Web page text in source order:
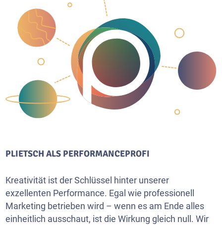
PLIETSCH ALS PERFORMANCEPROFI
Kreativität ist der Schlüssel hinter unserer
exzellenten Performance. Egal wie professionell
Marketing betrieben wird – wenn es am Ende alles
einheitlich ausschaut, ist die Wirkung gleich null. Wir